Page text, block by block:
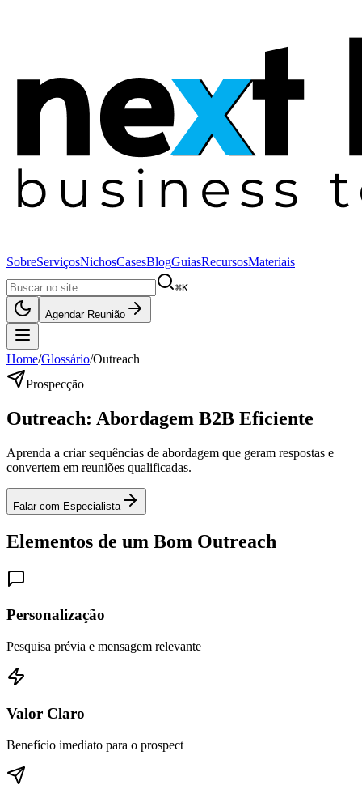
SobreServiçosNichosCasesBlogGuiasRecursosMateriais
⌘K
Agendar Reunião
Home/Glossário/Outreach
Prospecção
Outreach: Abordagem B2B Eficiente
Aprenda a criar sequências de abordagem que geram respostas e
convertem em reuniões qualificadas.
Falar com Especialista
Elementos de um Bom Outreach
Personalização
Pesquisa prévia e mensagem relevante
Valor Claro
Benefício imediato para o prospect